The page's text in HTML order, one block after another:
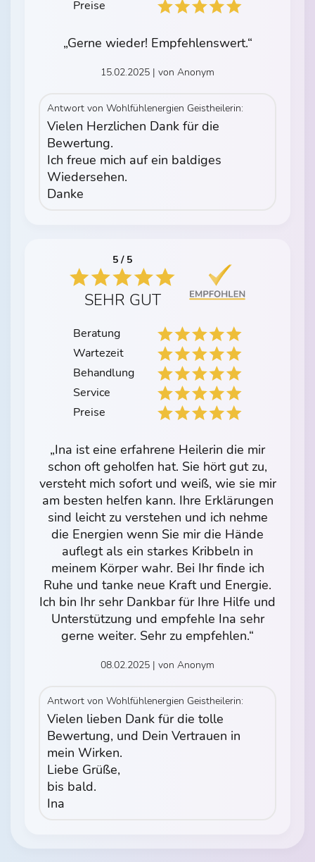
Preise
„Gerne wieder! Empfehlenswert.“
15.02.2025 | von Anonym
Antwort von Wohlfühlenergien Geistheilerin:
Vielen Herzlichen Dank für die
Bewertung.
Ich freue mich auf ein baldiges
Wiedersehen.
Danke
5 / 5
SEHR GUT
Beratung
Wartezeit
Behandlung
Service
Preise
„Ina ist eine erfahrene Heilerin die mir
schon oft geholfen hat. Sie hört gut zu,
versteht mich sofort und weiß, wie sie mir
am besten helfen kann. Ihre Erklärungen
sind leicht zu verstehen und ich nehme
die Energien wenn Sie mir die Hände
auflegt als ein starkes Kribbeln in
meinem Körper wahr. Bei Ihr finde ich
Ruhe und tanke neue Kraft und Energie.
Ich bin Ihr sehr Dankbar für Ihre Hilfe und
Unterstützung und empfehle Ina sehr
gerne weiter. Sehr zu empfehlen.“
08.02.2025 | von Anonym
Antwort von Wohlfühlenergien Geistheilerin:
Vielen lieben Dank für die tolle
Bewertung, und Dein Vertrauen in
mein Wirken.
Liebe Grüße,
bis bald.
Ina